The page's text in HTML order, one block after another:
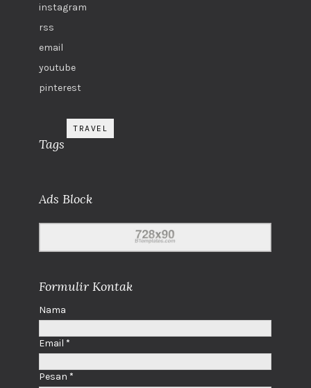
instagram
rss
email
youtube
pinterest
Tags
TRAVEL
Ads Block
Formulir Kontak
Nama
Email *
Pesan *